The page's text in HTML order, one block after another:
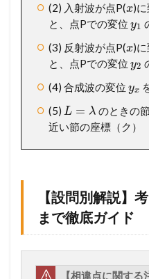
え
方
ら
計
プ
セ
ス
ガ
イ
ド
総
(2) 入射波が点P(x)に
と、点Pでの変位 y1
(3) 反射波が点P(x)に
と、点Pでの変位 y2
(4) 合成波の変位 yx
(5) L = λ のときの
近い節の座標（ク）
【設問別解説】
まで徹底ガイド
【相違点に関する